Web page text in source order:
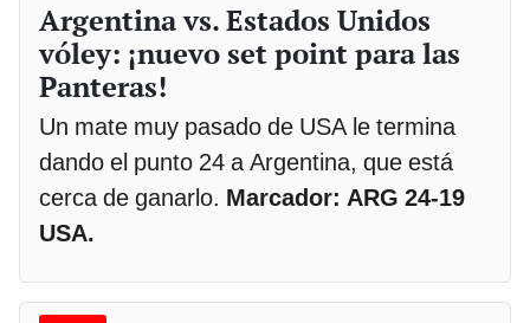
Argentina vs. Estados Unidos
vóley: ¡nuevo set point para las
Panteras!
Un mate muy pasado de USA le termina
dando el punto 24 a Argentina, que está
cerca de ganarlo. Marcador: ARG 24-19
USA.